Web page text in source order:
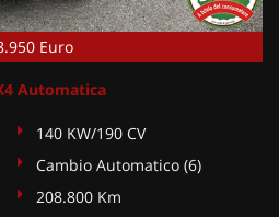
Euro
Automatica
140 KW/190 CV
Cambio Automatico (6)
208.800 Km